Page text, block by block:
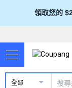
領取您的
全部